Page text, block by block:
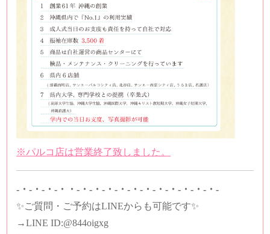
※パルコ店は営業終了致しました。
-・-・-・-・・-・-・-・-・-・-・-・-・-・-・-・-
✨ご質問・ご予約はLINEからも可能です✨
→LINE ID:@844oigxg